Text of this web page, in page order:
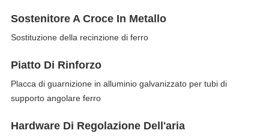
Sostenitore A Croce In Metallo
Sostituzione della recinzione di ferro
Piatto Di Rinforzo
Placca di guarnizione in alluminio galvanizzato per tubi di
supporto angolare ferro
Hardware Di Regolazione Dell'aria